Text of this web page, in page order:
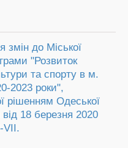
змін до Міської
"Розвиток
та спорту в м.
2023 роки",
рішенням Одеської
від 18 березня 2020